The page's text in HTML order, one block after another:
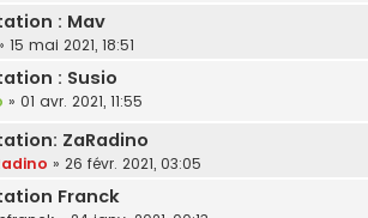
: Mav
15 mai 2021, 18:51
: Susio
» 01 avr. 2021, 11:55
ZaRadino
» 26 févr. 2021, 03:05
Franck